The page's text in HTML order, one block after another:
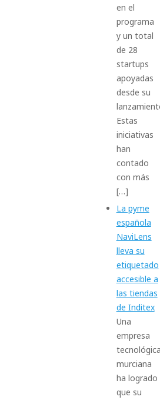
en el
programa
y un total
de 28
startups
apoyadas
desde su
Estas
iniciativas
han
contado
con más
[…]
La pyme
española
NaviLens
lleva su
etiquetado
accesible a
las tiendas
de Inditex
Una
empresa
murciana
ha logrado
que su